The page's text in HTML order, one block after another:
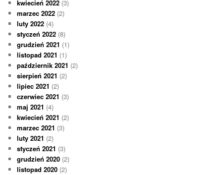
kwiecień 2022 (3)
marzec 2022 (2)
luty 2022 (4)
styczeń 2022 (8)
grudzień 2021 (1)
listopad 2021 (1)
październik 2021 (2)
sierpień 2021 (2)
lipiec 2021 (2)
czerwiec 2021 (3)
maj 2021 (4)
kwiecień 2021 (2)
marzec 2021 (3)
luty 2021 (2)
styczeń 2021 (3)
grudzień 2020 (2)
listopad 2020 (2)